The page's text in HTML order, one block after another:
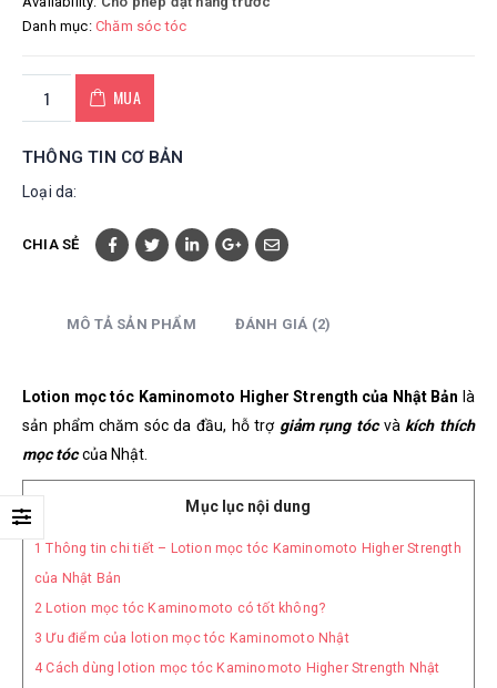
Danh mục: Chăm sóc tóc
MUA
THÔNG TIN CƠ BẢN
Loại da:
CHIA SẺ
MÔ TẢ SẢN PHẨM ĐÁNH GIÁ (2)
Lotion mọc tóc Kaminomoto Higher Strength của Nhật Bản là
sản phẩm chăm sóc da đầu, hỗ trợ giảm rụng tócvà kích thích
mọc tóc của Nhật.
Mục lục nội dung
1 Thông tin chi tiết – Lotion mọc tóc Kaminomoto Higher Strength
của Nhật Bản
2 Lotion mọc tóc Kaminomoto có tốt không?
3 Ưu điểm của lotion mọc tóc Kaminomoto Nhật
4Cách dùng lotion mọc tóc Kaminomoto Higher Strength Nhật